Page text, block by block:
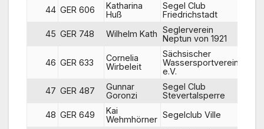
44 GER 606
Katharina
Huß
Segel Club
Friedrichstadt
45 GER 748 Wilhelm Kath Seglerverein
Neptun von 1921
46 GER 633
Cornelia
Wirbeleit
Sächsischer
Wassersportverein
e.V.
47 GER 487
Gunnar
Goronzi
Segel Club
Stevertalsperre
48 GER 649
Kai
Wehmhörner Segelclub Ville